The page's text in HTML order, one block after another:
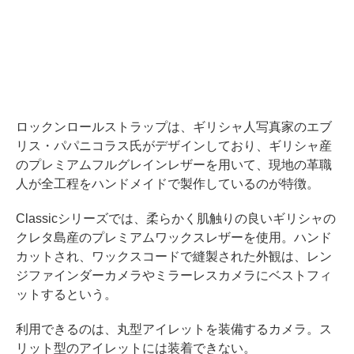
ロックンロールストラップは、ギリシャ人写真家のエブ
リス・パパニコラス氏がデザインしており、ギリシャ産
のプレミアムフルグレインレザーを用いて、現地の革職
人が全工程をハンドメイドで製作しているのが特徴。
Classicシリーズでは、柔らかく肌触りの良いギリシャの
クレタ島産のプレミアムワックスレザーを使用。ハンド
カットされ、ワックスコードで縫製された外観は、レン
ジファインダーカメラやミラーレスカメラにベストフィ
ットするという。
利用できるのは、丸型アイレットを装備するカメラ。ス
リット型のアイレットには装着できない。